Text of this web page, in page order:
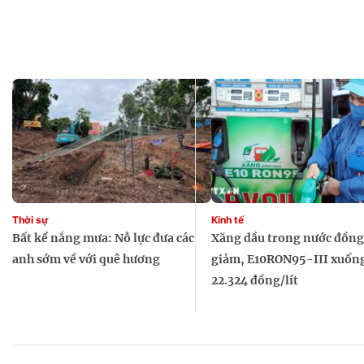
Chuyển đổi số
Chậm
Bé xem gì
Mái ấm
Việt
Các show
Các
khác
Bất kể nắng mưa: Nỗ lực đưa các
anh sớm về với quê hương
Thời sự
Xăng dầu trong nước
giảm, E10RON95-III
22.324 đồng/lít
Kinh tế